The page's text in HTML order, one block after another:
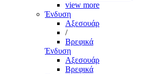
view more
Ένδυση
Αξεσουάρ
/
Βρεφικά
Ένδυση
Αξεσουάρ
Βρεφικά